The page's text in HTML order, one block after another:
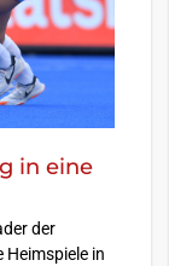
in eine
der
in